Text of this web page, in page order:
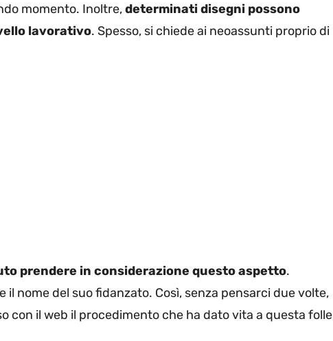
momento. Inoltre,determinati disegni possono
lavorativo. Spesso, si chiede ai neoassunti proprio di
prendere in considerazione questo aspetto.
il nome del suo fidanzato. Così, senza pensarci due volte,
con il web il procedimento che ha dato vita a questa folle